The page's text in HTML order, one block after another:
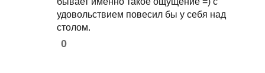
удовольствием повесил бы у себя над
столом.
0